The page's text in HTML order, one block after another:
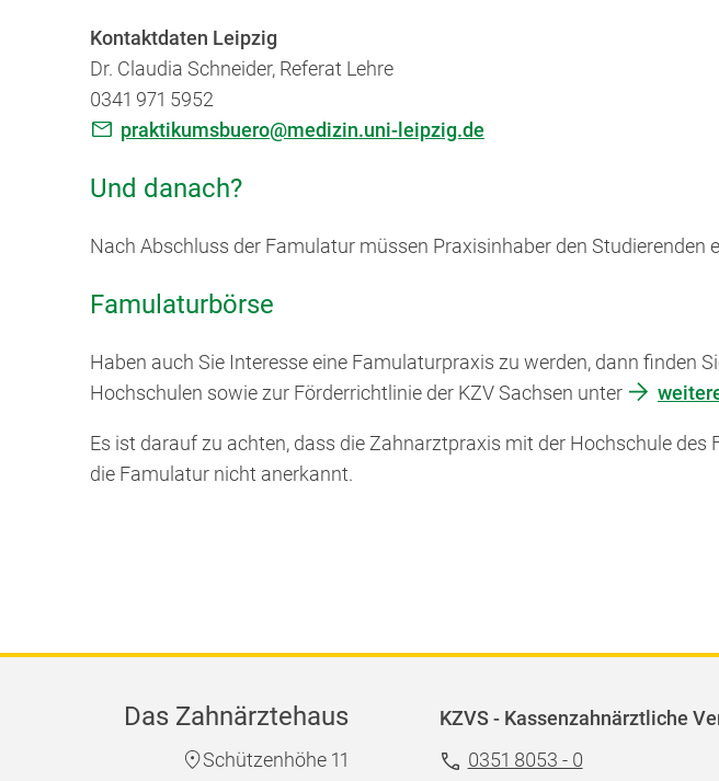
Kontaktdaten Leipzig
Dr. Claudia Schneider, Referat Lehre
0341 971 5952
praktikumsbuero@medizin.uni-leipzig.de
Und danach?
Nach Abschluss der Famulatur müssen Praxisinhaber den
Famulaturbörse
Haben auch Sie Interesse eine Famulaturpraxis zu werden, dann
Hochschulen sowie zur Förderrichtlinie der KZV Sachsen unter
Es ist darauf zu achten, dass die Zahnarztpraxis mit der Hochschule des
die Famulatur nicht anerkannt.
Das Zahnärztehaus
Schützenhöhe 11
KZVS - Kassenzahnärztliche
0351 8053 - 0